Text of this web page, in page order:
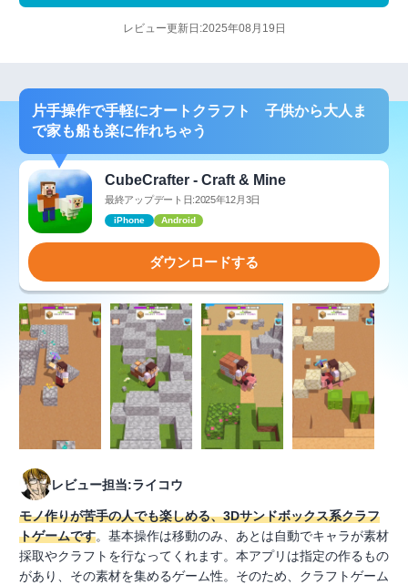
レビュー更新日:2025年08月19日
片手操作で手軽にオートクラフト 子供から大人ま
で家も船も楽に作れちゃう
CubeCrafter - Craft & Mine
最終アップデート日:2025年12月3日
iPhone Android
ダウンロードする
レビュー担当:ライコウ
モノ作りが苦手の人でも楽しめる、3Dサンドボックス系クラフ
トゲームです。基本操作は移動のみ、あとは自動でキャラが素材
採取やクラフトを行なってくれます。本アプリは指定の作るもの
があり、その素材を集めるゲーム性。そのため、クラフトゲーム